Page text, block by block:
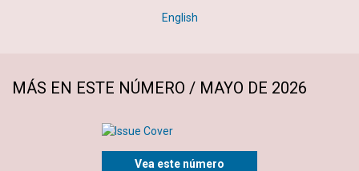
English
MÁS EN ESTE NÚMERO / MAYO DE 2026
Vea este número